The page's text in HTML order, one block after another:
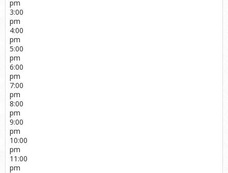
pm
3:00
pm
4:00
pm
5:00
pm
6:00
pm
7:00
pm
8:00
pm
9:00
pm
10:00
pm
11:00
pm